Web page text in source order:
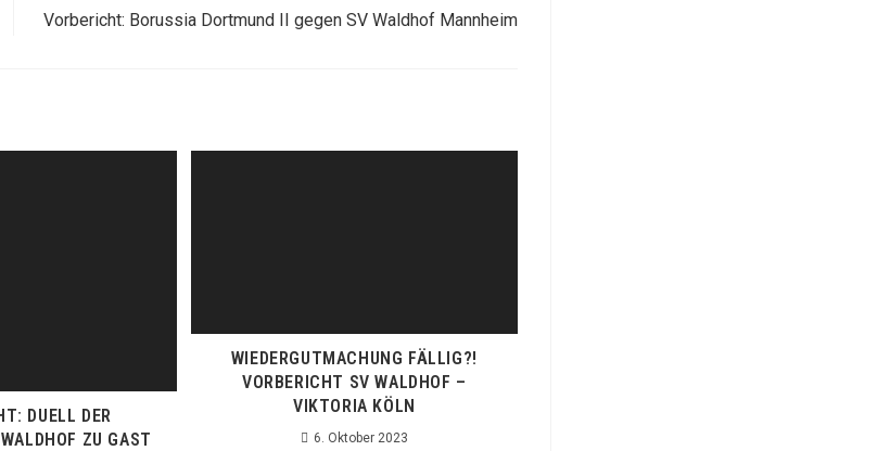
Vorbericht: Borussia Dortmund II gegen SV Waldhof Mannheim
DUELL DER
ZU GAST
WIEDERGUTMACHUNG FÄLLIG?!
VORBERICHT SV WALDHOF –
VIKTORIA KÖLN
6. Oktober 2023